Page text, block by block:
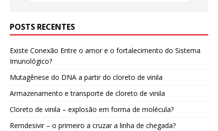
POSTS RECENTES
Existe Conexão Entre o amor e o fortalecimento do Sistema
Imunológico?
Mutagênese do DNA a partir do cloreto de vinila
Armazenamento e transporte de cloreto de vinila
Cloreto de vinila – explosão em forma de molécula?
Remdesivir – o primeiro a cruzar a linha de chegada?